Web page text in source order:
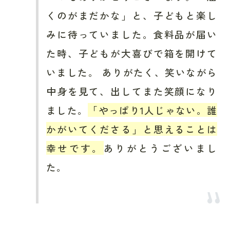
くのがまだかな」と、子どもと楽し
みに待っていました。食料品が届い
た時、子どもが大喜びで箱を開けて
いました。 ありがたく、笑いながら
中身を見て、出してまた笑顔になり
ました。
「やっぱり1人じゃない。誰
かがいてくださる」と思えることは
幸せです。 ありがとうございまし
た。